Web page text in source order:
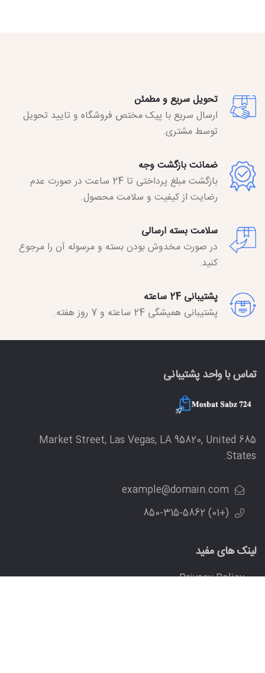
تحویل سریع و مطمئن
ارسال سریع با پیک مختص فروشگاه و تایید تحویل
توسط مشتری.
ضمانت بازگشت وجه
بازگشت مبلغ پرداختی تا 24 ساعت در صورت عدم
رضایت از کیفیت و سلامت محصول.
سلامت بسته ارسالی
در صورت مخدوش بودن بسته و مرسوله آن را مرجوع
کنید.
پشتیبانی 24 ساعته
پشتیبانی همیشگی 24 ساعته و 7 روز هفته.
تماس با واحد پشتیبانی
685 Market Street, Las Vegas, LA 95820, United
States.
example@domain.com
(+01) 850-315-5862
لینک های مفید
Privacy Policy